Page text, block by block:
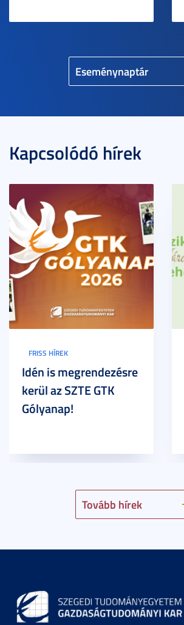
Eseménynaptár
Kapcsolódó hírek
Tovább hírek
FRISS HÍREK
Idén is megrendezésre
kerül az SZTE GTK
Gólyanap!